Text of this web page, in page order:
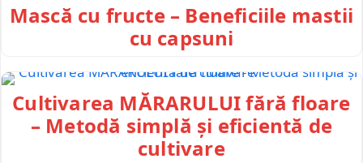
Mască cu fructe – Beneficiile mastii
cu capsuni
Cultivarea MĂRARULUI fără floare
– Metodă simplă și eficientă de
cultivare